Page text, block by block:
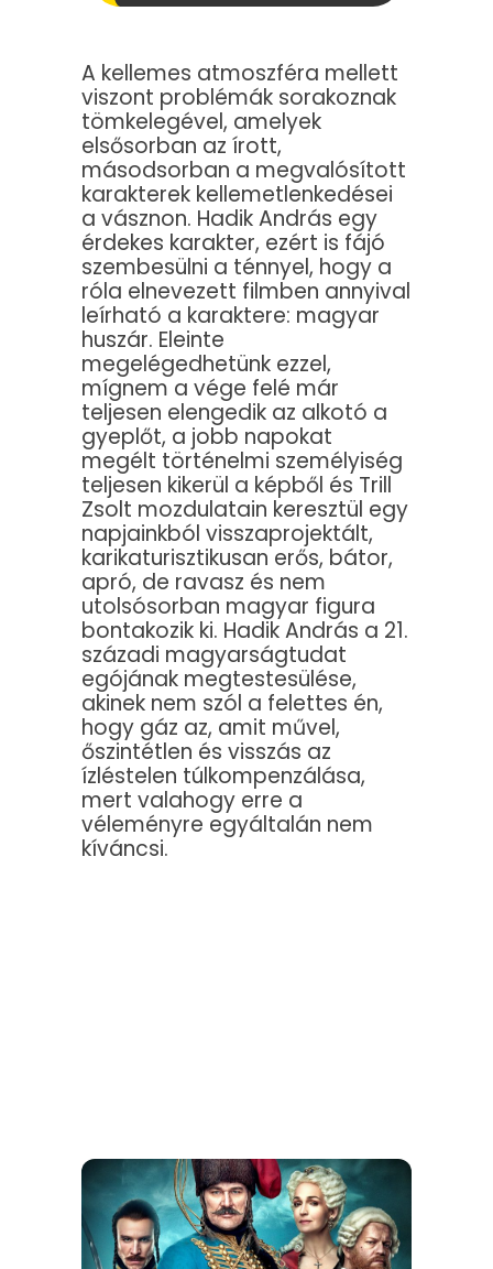
A kellemes atmoszféra mellett
viszont problémák sorakoznak
tömkelegével, amelyek
elsősorban az írott,
másodsorban a megvalósított
karakterek kellemetlenkedései
a vásznon. Hadik András egy
érdekes karakter, ezért is fájó
szembesülni a ténnyel, hogy a
róla elnevezett filmben annyival
leírható a karaktere: magyar
huszár. Eleinte
megelégedhetünk ezzel,
mígnem a vége felé már
teljesen elengedik az alkotó a
gyeplőt, a jobb napokat
megélt történelmi személyiség
teljesen kikerül a képből és Trill
Zsolt mozdulatain keresztül egy
napjainkból visszaprojektált,
karikaturisztikusan erős, bátor,
apró, de ravasz és nem
utolsósorban magyar figura
bontakozik ki. Hadik András a 21.
századi magyarságtudat
egójának megtestesülése,
akinek nem szól a felettes én,
hogy gáz az, amit művel,
őszintétlen és visszás az
ízléstelen túlkompenzálása,
mert valahogy erre a
véleményre egyáltalán nem
kíváncsi.